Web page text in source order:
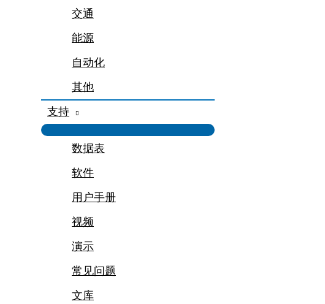
交通
能源
自动化
其他
支持
数据表
软件
用户手册
视频
演示
常见问题
文库